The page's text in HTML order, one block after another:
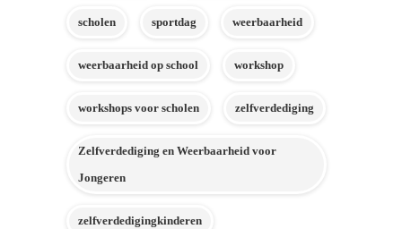
scholen sportdag weerbaarheid
weerbaarheid op school workshop
workshops voor scholen zelfverdediging
Zelfverdediging en Weerbaarheid voor
Jongeren
zelfverdedigingkinderen